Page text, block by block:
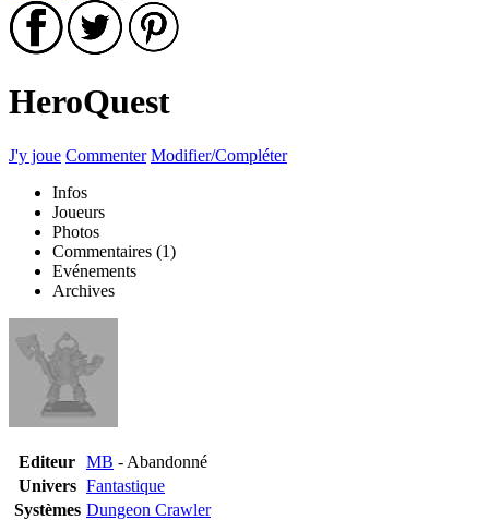
HeroQuest
J'y joue Commenter Modifier/Compléter
Infos
Joueurs
Photos
Commentaires (1)
Evénements
Archives
Editeur MB - Abandonné
Univers Fantastique
Systèmes Dungeon Crawler